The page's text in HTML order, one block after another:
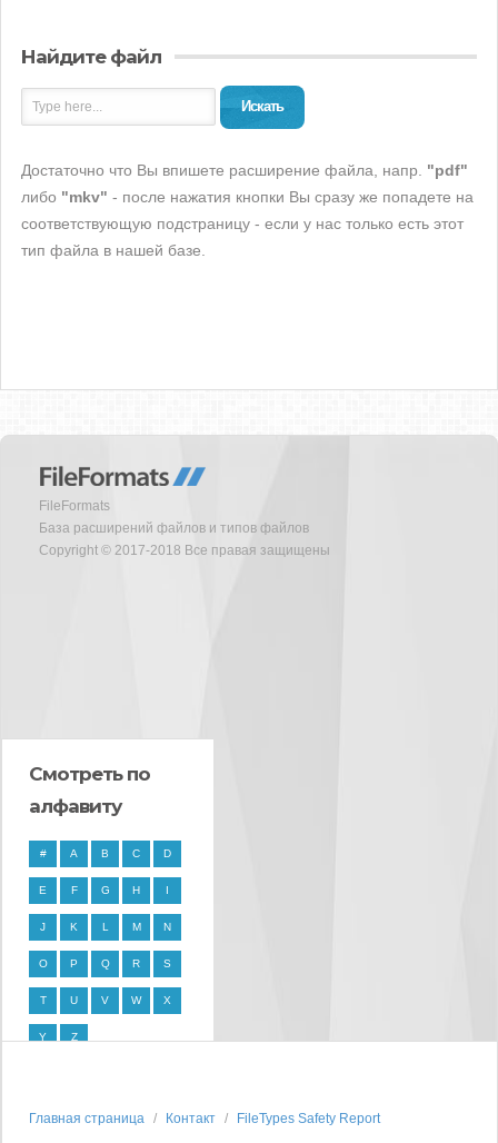
Найдите файл
Искать
Достаточно что Вы впишете расширение файла, напр. "pdf"
либо "mkv" - после нажатия кнопки Вы сразу же попадете на
соответствующую подстраницу - если у нас только есть этот
тип файла в нашей базе.
FileFormats
База расширений файлов и типов файлов
Copyright © 2017-2018 Все правая защищены
Смотреть по
алфавиту
# A B C D
E F G H I
J K L M N
O P Q R S
T U V W X
Y Z
Главная страница Контакт FileTypes Safety Report